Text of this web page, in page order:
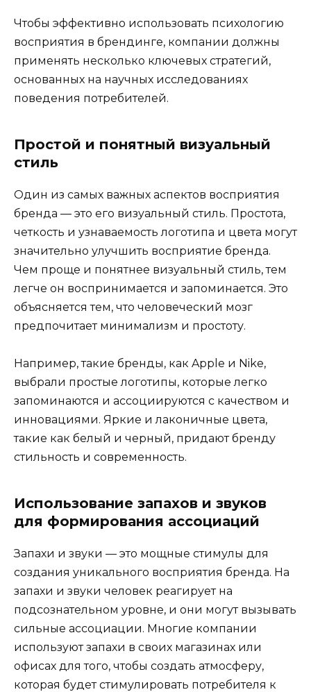
Чтобы эффективно использовать психологию
восприятия в брендинге, компании должны
применять несколько ключевых стратегий,
основанных на научных исследованиях
поведения потребителей.
Простой и понятный визуальный
стиль
Один из самых важных аспектов восприятия
бренда — это его визуальный стиль. Простота,
четкость и узнаваемость логотипа и цвета могут
значительно улучшить восприятие бренда.
Чем проще и понятнее визуальный стиль, тем
легче он воспринимается и запоминается. Это
объясняется тем, что человеческий мозг
предпочитает минимализм и простоту.
Например, такие бренды, как Apple и Nike,
выбрали простые логотипы, которые легко
запоминаются и ассоциируются с качеством и
инновациями. Яркие и лаконичные цвета,
такие как белый и черный, придают бренду
стильность и современность.
Использование запахов и звуков
для формирования ассоциаций
Запахи и звуки — это мощные стимулы для
создания уникального восприятия бренда. На
запахи и звуки человек реагирует на
подсознательном уровне, и они могут вызывать
сильные ассоциации. Многие компании
используют запахи в своих магазинах или
офисах для того, чтобы создать атмосферу,
которая будет стимулировать потребителя к